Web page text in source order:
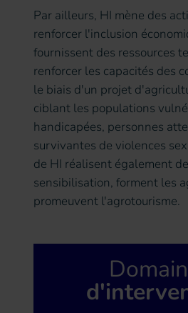
Par ailleurs, HI mène des
renforcer l'inclusion
fournissent des ressources
renforcer les capacités des
le biais d'un projet
ciblant les populations
handicapées, personnes
survivantes de violences
de HI réalisent également
sensibilisation, forment les
promeuvent l'agrotourisme.